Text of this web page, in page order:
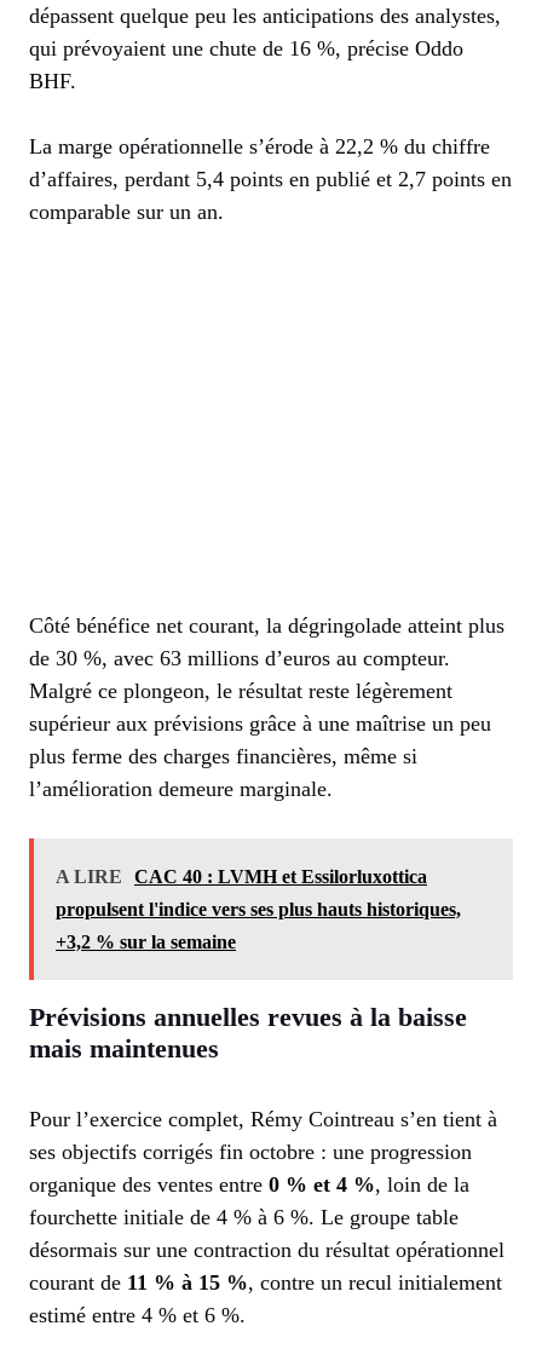
dépassent quelque peu les anticipations des analystes,
qui prévoyaient une chute de 16 %, précise Oddo
BHF.
La marge opérationnelle s’érode à 22,2 % du chiffre
d’affaires, perdant 5,4 points en publié et 2,7 points en
comparable sur un an.
Côté bénéfice net courant, la dégringolade atteint plus
de 30 %, avec 63 millions d’euros au compteur.
Malgré ce plongeon, le résultat reste légèrement
supérieur aux prévisions grâce à une maîtrise un peu
plus ferme des charges financières, même si
l’amélioration demeure marginale.
A LIRE
CAC 40 : LVMH et Essilorluxottica
propulsent l'indice vers ses plus hauts historiques,
+3,2 % sur la semaine
Prévisions annuelles revues à la baisse
mais maintenues
Pour l’exercice complet, Rémy Cointreau s’en tient à
ses objectifs corrigés fin octobre : une progression
organique des ventes entre 0 % et 4 %, loin de la
fourchette initiale de 4 % à 6 %. Le groupe table
désormais sur une contraction du résultat opérationnel
courant de 11 % à 15 %, contre un recul initialement
estimé entre 4 % et 6 %.